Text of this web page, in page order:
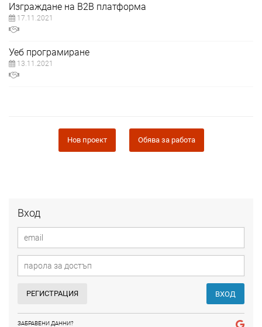
Вход
РЕГИСТРАЦИЯ ВХОД
ЗАБРАВЕНИ ДАННИ?
Изграждане на B2B платформа
17.11.2021
Уеб програмиране
13.11.2021
Нов проект Обява за работа